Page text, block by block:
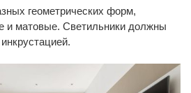
геометрических форм,
и матовые. Светильники должны